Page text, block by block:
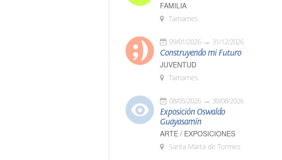
FAMILIA
Tamames
09/01/2026 31/12/2026
Construyendo mi Futuro
JUVENTUD
Tamames
08/05/2026 30/08/2026
Exposición Oswaldo
Guayasamín
ARTE / EXPOSICIONES
Santa Marta de Tormes